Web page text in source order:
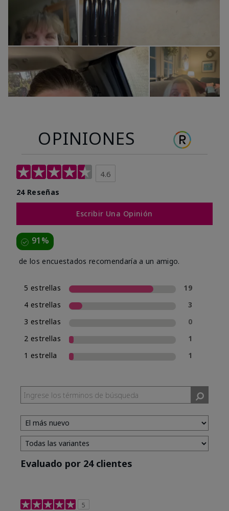
OPINIONES
4.6
24 Reseñas
Escribir Una Opinión
91%
de los encuestados recomendaría a un amigo.
5 estrellas
19
4 estrellas
3
3 estrellas
0
2 estrellas
1
1 estrella
1
Evaluado por 24 clientes
5